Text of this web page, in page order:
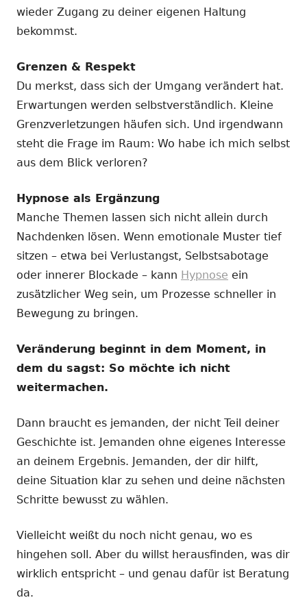
wieder Zugang zu deiner eigenen Haltung
bekommst.
Grenzen & Respekt
Du merkst, dass sich der Umgang verändert hat.
Erwartungen werden selbstverständlich. Kleine
Grenzverletzungen häufen sich. Und irgendwann
steht die Frage im Raum: Wo habe ich mich selbst
aus dem Blick verloren?
Hypnose als Ergänzung
Manche Themen lassen sich nicht allein durch
Nachdenken lösen. Wenn emotionale Muster tief
sitzen – etwa bei Verlustangst, Selbstsabotage
oder innerer Blockade – kann Hypnose ein
zusätzlicher Weg sein, um Prozesse schneller in
Bewegung zu bringen.
Veränderung beginnt in dem Moment, in
dem du sagst: So möchte ich nicht
weitermachen.
Dann braucht es jemanden, der nicht Teil deiner
Geschichte ist. Jemanden ohne eigenes Interesse
an deinem Ergebnis. Jemanden, der dir hilft,
deine Situation klar zu sehen und deine nächsten
Schritte bewusst zu wählen.
Vielleicht weißt du noch nicht genau, wo es
hingehen soll. Aber du willst herausfinden, was dir
wirklich entspricht – und genau dafür ist Beratung
da.